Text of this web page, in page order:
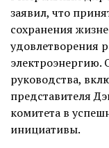
заявил, что
сохранения
удовлетворения
электроэнергию.
руководства,
представителя
комитета в
инициативы.